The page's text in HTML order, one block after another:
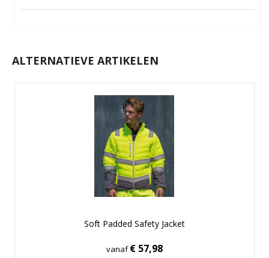
ALTERNATIEVE ARTIKELEN
Soft Padded Safety Jacket
vanaf€ 57,98